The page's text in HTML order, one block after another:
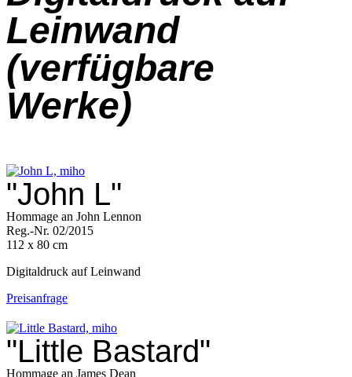
Leinwand
(verfügbare
Werke)
"John L"
Hommage an John Lennon
Reg.-Nr. 02/2015
112 x 80 cm
Digitaldruck auf Leinwand
Preisanfrage
"Little Bastard"
Hommage an James Dean